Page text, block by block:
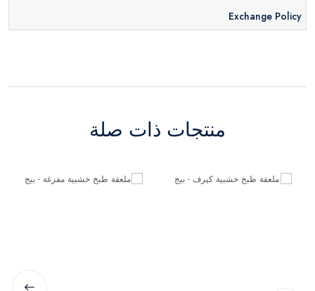
Exchange Policy
منتجات ذات صلة